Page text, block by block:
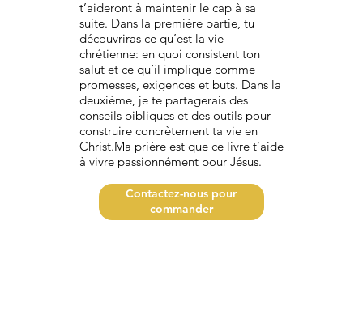
t’aideront à maintenir le cap à sa
suite. Dans la première partie, tu
découvriras ce qu’est la vie
chrétienne: en quoi consistent ton
salut et ce qu’il implique comme
promesses, exigences et buts. Dans la
deuxième, je te partagerais des
conseils bibliques et des outils pour
construire concrètement ta vie en
Christ.Ma prière est que ce livre t’aide
à vivre passionnément pour Jésus.
Contactez-nous pour
commander